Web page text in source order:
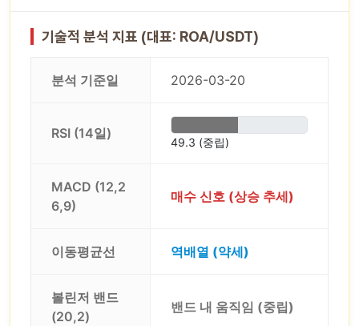
기술적 분석 지표 (대표: ROA/USDT)
분석 기준일 2026-03-20
RSI (14일)
49.3 (중립)
MACD (12,2
6,9)
매수 신호 (상승 추세)
이동평균선 역배열 (약세)
볼린저 밴드
(20,2)
밴드 내 움직임 (중립)